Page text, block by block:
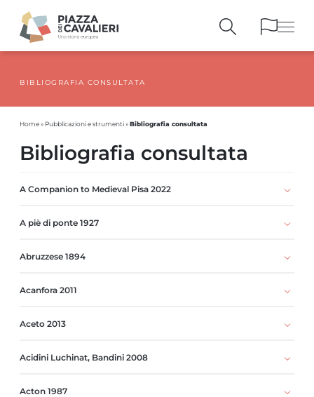
PUBBLICAZIONI E STRUMENTI
BIBLIOGRAFIA CONSULTATA
Home» Pubblicazioni e strumenti»Bibliografia consultata
Bibliografia consultata
A Companion to Medieval Pisa 2022
A piè di ponte 1927
Abruzzese 1894
Acanfora 2011
Aceto 2013
Acidini Luchinat, Bandini 2008
Acton 1987